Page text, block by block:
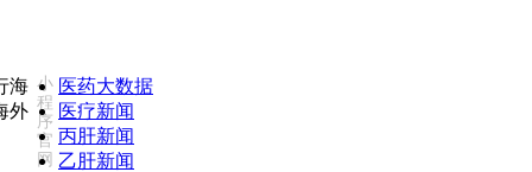
小
程
序
官
网
医药大数据
医疗新闻
丙肝新闻
乙肝新闻